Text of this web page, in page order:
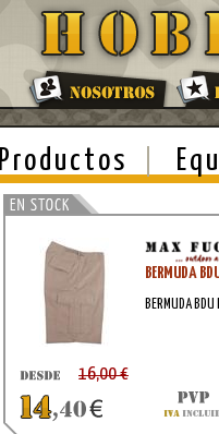
Productos
BERMUDA
BERMUDA BDU
16,00 €